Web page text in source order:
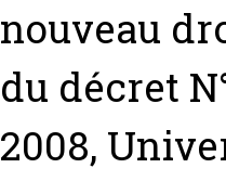
nouveau
du décret
2008,